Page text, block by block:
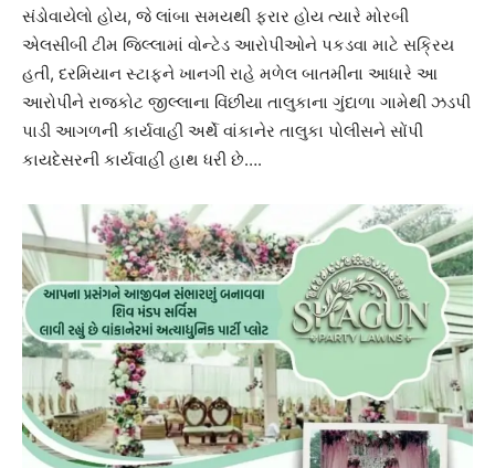
સંડોવાયેલો હોય, જે લાંબા સમયથી ફરાર હોય ત્યારે મોરબી
એલસીબી ટીમ જિલ્લામાં વોન્ટેડ આરોપીઓને પકડવા માટે સક્રિય
હતી, દરમિયાન સ્ટાફને ખાનગી રાહે મળેલ બાતમીના આધારે આ
આરોપીને રાજકોટ જીલ્લાના વિંછીયા તાલુકાના ગુંદાળા ગામેથી ઝડપી
પાડી આગળની કાર્યવાહી અર્થે વાંકાનેર તાલુકા પોલીસને સોંપી
કાયદેસરની કાર્યવાહી હાથ ધરી છે….